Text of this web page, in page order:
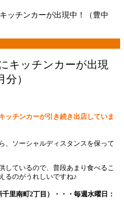
ッチンカーが出現中！（豊中
キッチンカーが出現
）
ッチンカーが引き続き出店していま
、ソーシャルディスタンスを保って
しているので、普段あまり食べるこ
るのがうれしいですね♪
里南町2丁目）・・・毎週水曜日：